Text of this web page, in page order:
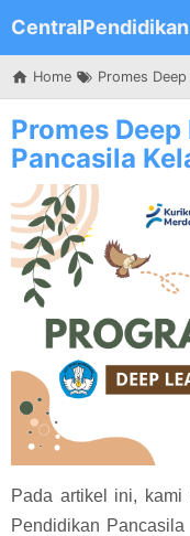
CentralPendidikan
Home Promes
Promes
Pancasila
Pada artikel ini, kami
Pendidikan